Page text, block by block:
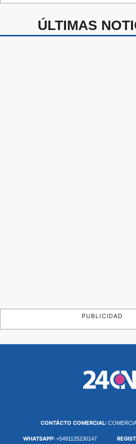
ÚLTIMAS
PUBLICIDAD
CONTÁCTO COMERCIAL:
WHATSAPP: +5491125230147